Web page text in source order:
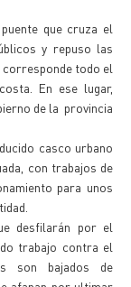
que cruza el
y repuso las
todo el
En ese lugar,
de la provincia
casco urbano
con trabajos de
para unos
desfilarán por el
trabajo contra el
son bajados de